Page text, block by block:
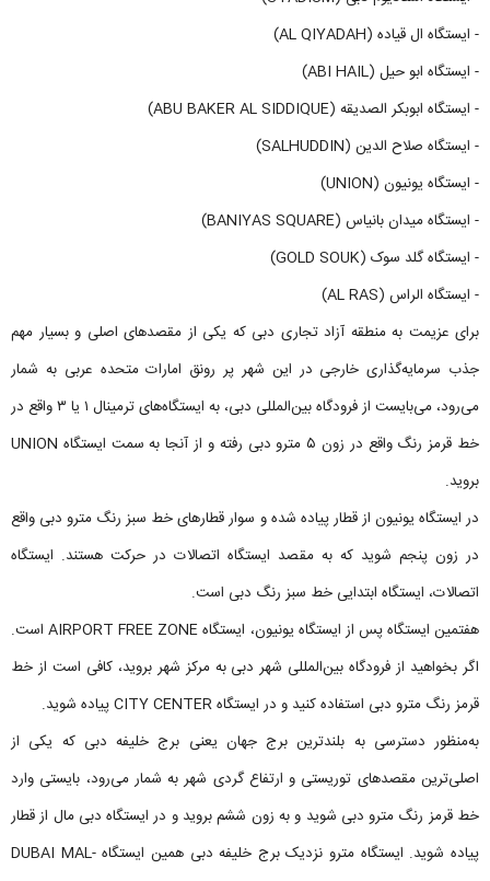
- ایستگاه ال قیاده (AL QIYADAH)
- ایستگاه ابو حیل (ABI HAIL)
- ایستگاه ابوبکر الصدیقه (ABU BAKER AL SIDDIQUE)
- ایستگاه صلاح الدین (SALHUDDIN)
- ایستگاه یونیون (UNION)
- ایستگاه میدان بانیاس (BANIYAS SQUARE)
- ایستگاه گلد سوک (GOLD SOUK)
- ایستگاه الراس (AL RAS)
برای عزیمت به منطقه آزاد تجاری دبی که یکی از مقصدهای اصلی و بسیار مهم
جذب سرمایه‌گذاری خارجی در این شهر پر رونق امارات متحده عربی به شمار
می‌رود، می‌بایست از فرودگاه بین‌المللی دبی، به ایستگاه‌های ترمینال ۱ یا ۳ واقع در
خط قرمز رنگ واقع در زون ۵ مترو دبی رفته و از آنجا به سمت ایستگاه UNION
بروید.
در ایستگاه یونیون از قطار پیاده شده و سوار قطارهای خط سبز رنگ مترو دبی واقع
در زون پنجم شوید که به مقصد ایستگاه اتصالات در حرکت هستند. ایستگاه
اتصالات، ایستگاه ابتدایی خط سبز رنگ دبی است.
هفتمین ایستگاه پس از ایستگاه یونیون، ایستگاه AIRPORT FREE ZONE است.
اگر بخواهید از فرودگاه بین‌المللی شهر دبی به مرکز شهر بروید، کافی است از خط
قرمز رنگ مترو دبی استفاده کنید و در ایستگاه CITY CENTER پیاده شوید.
به‌منظور دسترسی به بلندترین برج جهان یعنی برج خلیفه دبی که یکی از
اصلی‌ترین مقصدهای توریستی و ارتفاع گردی شهر به شمار می‌رود، بایستی وارد
خط قرمز رنگ مترو دبی شوید و به زون ششم بروید و در ایستگاه دبی مال از قطار
پیاده شوید. ایستگاه مترو نزدیک برج خلیفه دبی همین ایستگاه DUBAI MAL-